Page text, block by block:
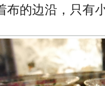
布的边沿，只有